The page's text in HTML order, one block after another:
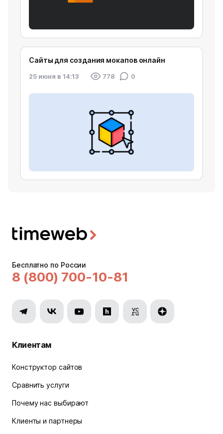
Сайты для создания мокапов онлайн
25 июня в 14:13 778 0
Бесплатно по России
8 (800) 700-10-81
Клиентам
Конструктор сайтов
Сравнить услуги
Почему нас выбирают
Клиенты и партнеры